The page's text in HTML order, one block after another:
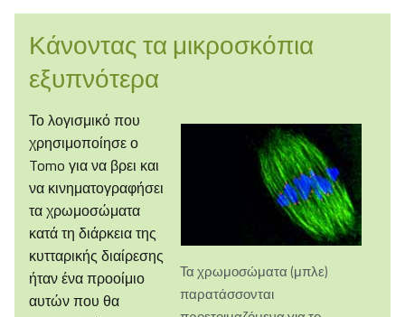
Κάνοντας τα μικροσκόπια
εξυπνότερα
Τα χρωμοσώματα (μπλε)
παρατάσσονται
Το λογισμικό που
χρησιμοποίησε ο
Tomo για να βρει και
να κινηματογραφήσει
τα χρωμοσώματα
κατά τη διάρκεια της
κυτταρικής διαίρεσης
ήταν ένα προοίμιο
αυτών που θα